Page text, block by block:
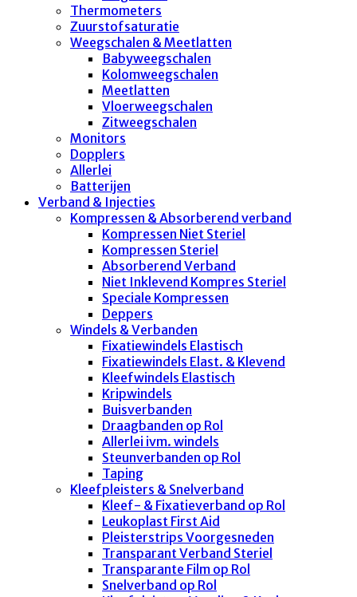
Thermometers
Zuurstofsaturatie
Weegschalen & Meetlatten
Babyweegschalen
Kolomweegschalen
Meetlatten
Vloerweegschalen
Zitweegschalen
Monitors
Dopplers
Allerlei
Batterijen
Verband & Injecties
Kompressen & Absorberend verband
Kompressen Niet Steriel
Kompressen Steriel
Absorberend Verband
Niet Inklevend Kompres Steriel
Speciale Kompressen
Deppers
Windels & Verbanden
Fixatiewindels Elastisch
Fixatiewindels Elast. & Klevend
Kleefwindels Elastisch
Kripwindels
Buisverbanden
Draagbanden op Rol
Allerlei ivm. windels
Steunverbanden op Rol
Taping
Kleefpleisters & Snelverband
Kleef- & Fixatieverband op Rol
Leukoplast First Aid
Pleisterstrips Voorgesneden
Transparant Verband Steriel
Transparante Film op Rol
Snelverband op Rol